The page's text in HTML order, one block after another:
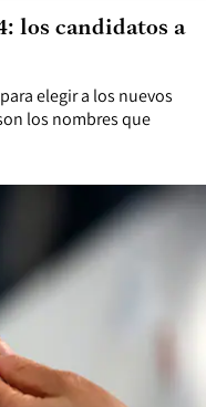
elegir a los nuevos
los nombres que
los candidatos a